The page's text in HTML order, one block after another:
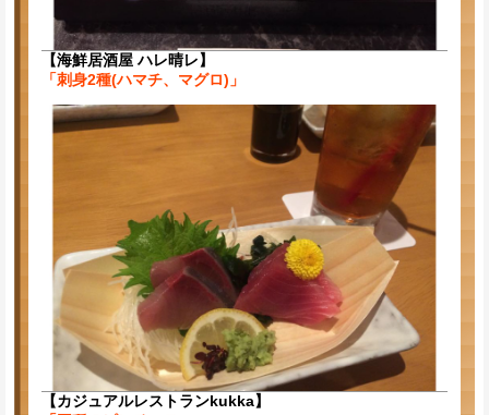
【海鮮居酒屋 ハレ晴レ】
「刺身2種(ハマチ、マグロ)」
【カジュアルレストランkukka】